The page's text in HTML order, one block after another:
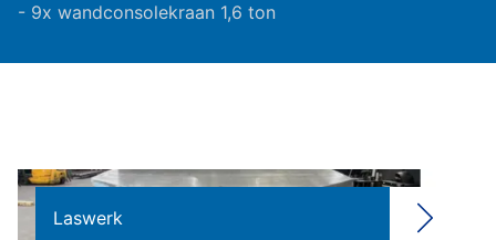
- 9x wandconsolekraan 1,6 ton
Laswerk